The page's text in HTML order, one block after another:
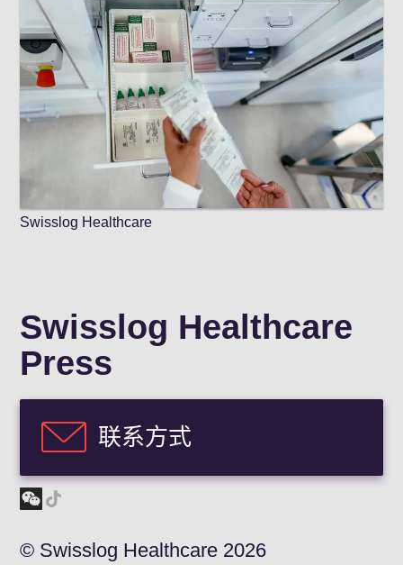
Swisslog Healthcare
Swisslog Healthcare
Press
联系方式
© Swisslog Healthcare 2026